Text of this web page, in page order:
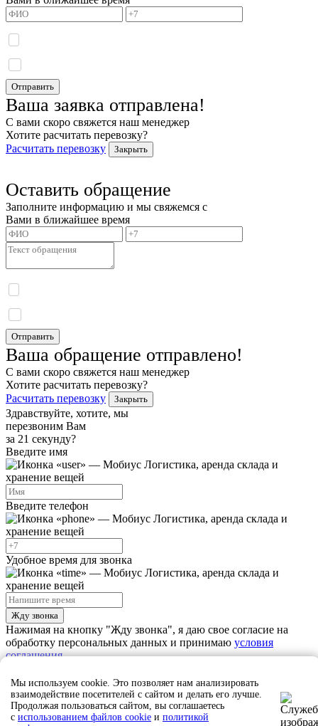
Отправить
Ваша заявка отправлена!
С вами скоро свяжется наш менеджер
Хотите расчитать перевозку?
Расчитать перевозку
Закрыть
Оставить обращение
Заполните информацию и мы свяжемся с
Вами в ближайшее время
Отправить
Ваша обращение отправлено!
С вами скоро свяжется наш менеджер
Хотите расчитать перевозку?
Расчитать перевозку
Закрыть
Здравствуйте, хотите, мы
перезвоним Вам
за 21 секунду?
Введите имя
Введите телефон
Удобное время для звонка
Жду звонка
Нажимая на кнопку "Жду звонка", я даю свое согласие на
обработку персональных данных и принимаю условия
соглашения
Ждите звонка, наш сотрудник скоро свяжется с вами
Закрыть
Мы используем cookie. Это позволяет нам анализировать
взаимодействие посетителей с сайтом и делать его лучше.
Продолжая пользоваться сайтом, вы соглашаетесь
с использованием файлов cookie и политикой